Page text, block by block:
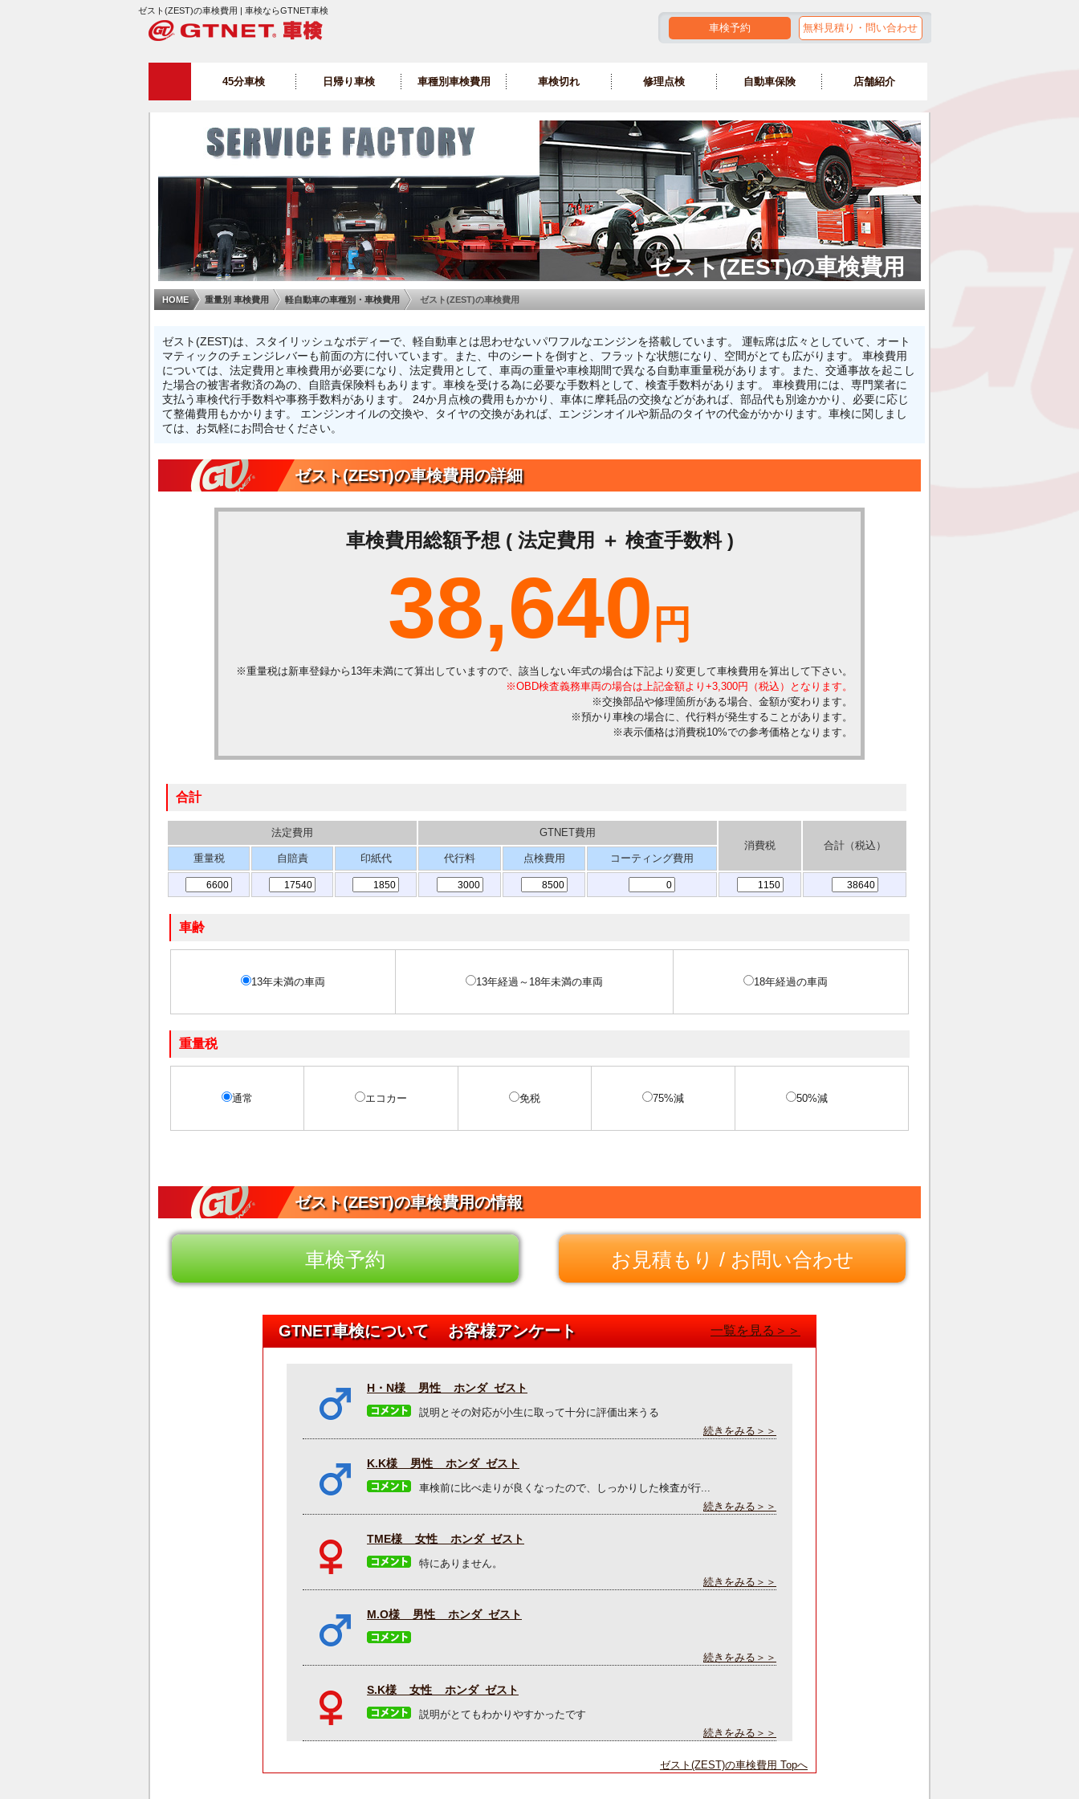
ゼスト(ZEST)の車検費用 | 車検ならGTNET車検
車検予約 無料見積り・問い合わせ
45分車検 日帰り車検 車種別車検費用 車検切れ 修理点検 自動車保険 店舗紹介
ゼスト(ZEST)の車検費用
HOME 重量別 車検費用 軽自動車の車種別・車検費用 ゼスト(ZEST)の車検費用
ゼスト(ZEST)は、スタイリッシュなボディーで、軽自動車とは思わせないパワフルなエンジンを搭載しています。 運転席は広々としていて、オート
マティックのチェンジレバーも前面の方に付いています。また、中のシートを倒すと、フラットな状態になり、空間がとても広がります。 車検費用
については、法定費用と車検費用が必要になり、法定費用として、車両の重量や車検期間で異なる自動車重量税があります。また、交通事故を起こし
た場合の被害者救済の為の、自賠責保険料もあります。車検を受ける為に必要な手数料として、検査手数料があります。 車検費用には、専門業者に
支払う車検代行手数料や事務手数料があります。 24か月点検の費用もかかり、車体に摩耗品の交換などがあれば、部品代も別途かかり、必要に応じ
て整備費用もかかります。 エンジンオイルの交換や、タイヤの交換があれば、エンジンオイルや新品のタイヤの代金がかかります。車検に関しまし
ては、お気軽にお問合せください。
ゼスト(ZEST)の車検費用の詳細
車検費用総額予想 ( 法定費用 ＋ 検査手数料 )
38,640 円
※重量税は新車登録から13年未満にて算出していますので、該当しない年式の場合は下記より変更して車検費用を算出して下さい。
※OBD検査義務車両の場合は上記金額より+3,300円（税込）となります。
※交換部品や修理箇所がある場合、金額が変わります。
※預かり車検の場合に、代行料が発生することがあります。
※表示価格は消費税10%での参考価格となります。
合計
法定費用
GTNET費用
消費税
合計（税込）
重量税
自賠責 印紙代 代行料 点検費用 コーティング費用
車齢
13年未満の車両 13年経過～18年未満の車両 18年経過の車両
重量税
通常 エコカー 免税 75%減 50%減
ゼスト(ZEST)の車検費用の情報
車検予約 お見積もり / お問い合わせ
GTNET車検について お客様アンケート 一覧を見る＞＞
H・N様 男性 ホンダ ゼスト
説明とその対応が小生に取って十分に評価出来うる
続きをみる＞＞
K.K様 男性 ホンダ ゼスト
車検前に比べ走りが良くなったので、しっかりした検査が行...
続きをみる＞＞
TME様 女性 ホンダ ゼスト
特にありません。
続きをみる＞＞
M.O様 男性 ホンダ ゼスト
続きをみる＞＞
S.K様 女性 ホンダ ゼスト
説明がとてもわかりやすかったです
続きをみる＞＞
ゼスト(ZEST)の車検費用 Topへ